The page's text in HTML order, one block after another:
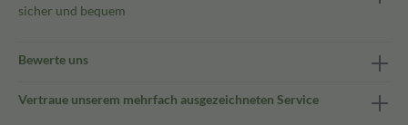
sicher und bequem
Bewerte uns
Vertraue unserem mehrfach ausgezeichneten Service